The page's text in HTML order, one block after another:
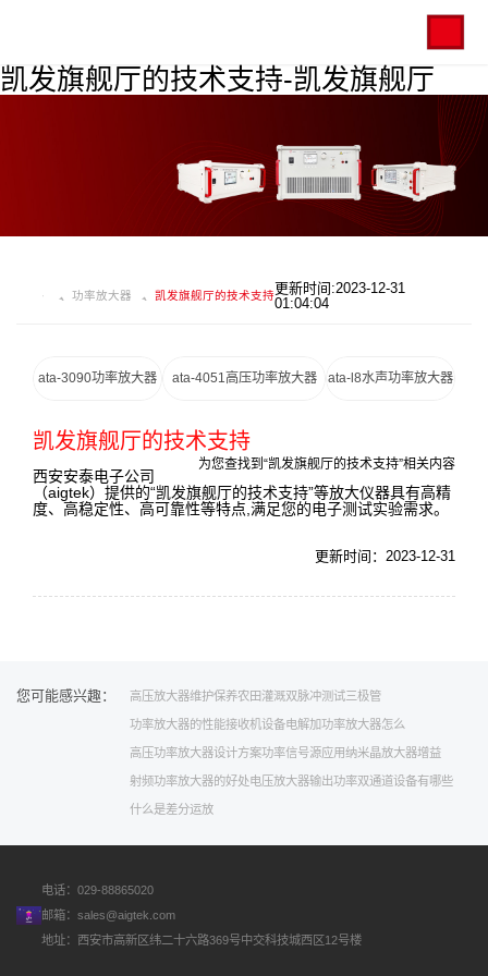
凯发旗舰厅的技术支持-凯发旗舰厅
功率放大器 凯发旗舰厅的技术支持更新时间:2023-12-31
01:04:04
ata-3090功率放大器 ata-4051高压功率放大器 ata-l8水声功率放大器
凯发旗舰厅的技术支持
为您查找到“凯发旗舰厅的技术支持”相关内容
西安安泰电子公司
（aigtek）提供的“凯发旗舰厅的技术支持”等放大仪器具有高精
度、高稳定性、高可靠性等特点,满足您的电子测试实验需求。
更新时间：2023-12-31
您可能感兴趣： 高压放大器维护保养农田灌溉双脉冲测试三极管
功率放大器的性能接收机设备电解加功率放大器怎么
高压功率放大器设计方案功率信号源应用纳米晶放大器增益
射频功率放大器的好处电压放大器输出功率双通道设备有哪些
什么是差分运放
电话：029-88865020
邮箱： sales@aigtek.com
地址：西安市高新区纬二十六路369号中交科技城西区12号楼